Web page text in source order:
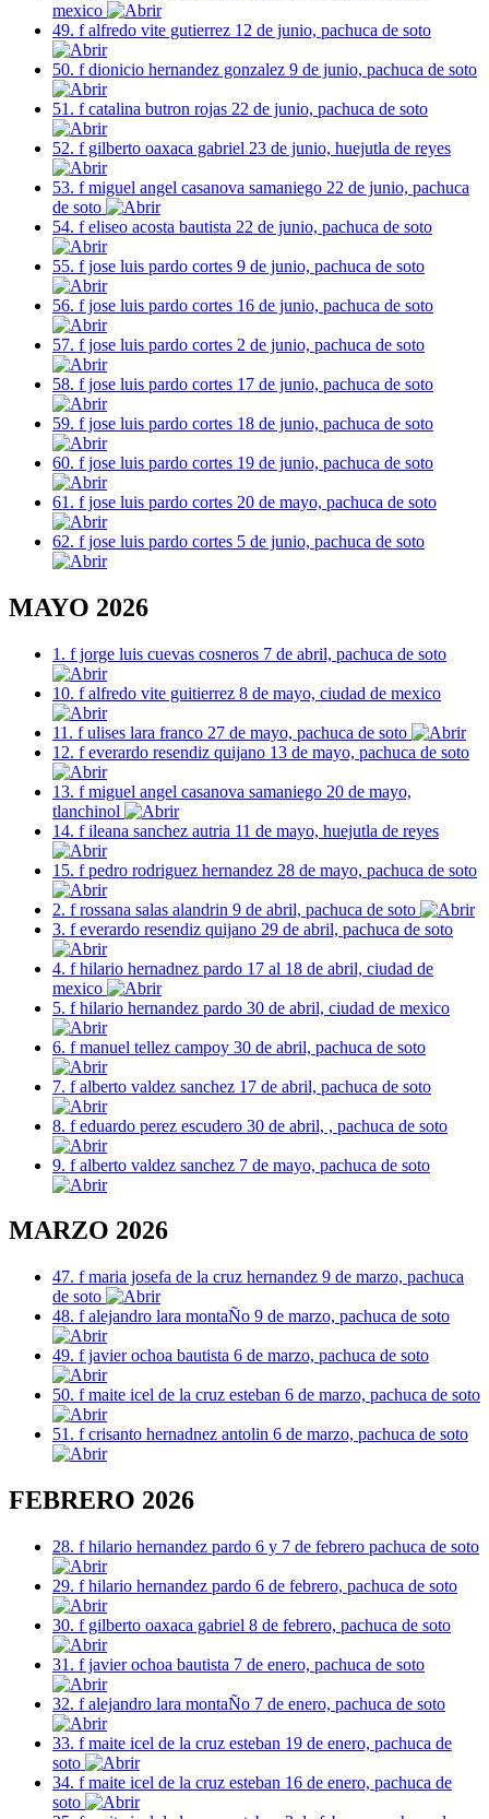
mexico
49. f alfredo vite gutierrez 12 de junio, pachuca de soto
50. f dionicio hernandez gonzalez 9 de junio, pachuca de soto
51. f catalina butron rojas 22 de junio, pachuca de soto
52. f gilberto oaxaca gabriel 23 de junio, huejutla de reyes
53. f miguel angel casanova samaniego 22 de junio, pachuca
de soto
54. f eliseo acosta bautista 22 de junio, pachuca de soto
55. f jose luis pardo cortes 9 de junio, pachuca de soto
56. f jose luis pardo cortes 16 de junio, pachuca de soto
57. f jose luis pardo cortes 2 de junio, pachuca de soto
58. f jose luis pardo cortes 17 de junio, pachuca de soto
59. f jose luis pardo cortes 18 de junio, pachuca de soto
60. f jose luis pardo cortes 19 de junio, pachuca de soto
61. f jose luis pardo cortes 20 de mayo, pachuca de soto
62. f jose luis pardo cortes 5 de junio, pachuca de soto
MAYO 2026
1. f jorge luis cuevas cosneros 7 de abril, pachuca de soto
10. f alfredo vite guitierrez 8 de mayo, ciudad de mexico
11. f ulises lara franco 27 de mayo, pachuca de soto
12. f everardo resendiz quijano 13 de mayo, pachuca de soto
13. f miguel angel casanova samaniego 20 de mayo,
tlanchinol
14. f ileana sanchez autria 11 de mayo, huejutla de reyes
15. f pedro rodriguez hernandez 28 de mayo, pachuca de soto
2. f rossana salas alandrin 9 de abril, pachuca de soto
3. f everardo resendiz quijano 29 de abril, pachuca de soto
4. f hilario hernadnez pardo 17 al 18 de abril, ciudad de
mexico
5. f hilario hernandez pardo 30 de abril, ciudad de mexico
6. f manuel tellez campoy 30 de abril, pachuca de soto
7. f alberto valdez sanchez 17 de abril, pachuca de soto
8. f eduardo perez escudero 30 de abril, , pachuca de soto
9. f alberto valdez sanchez 7 de mayo, pachuca de soto
MARZO 2026
47. f maria josefa de la cruz hernandez 9 de marzo, pachuca
de soto
48. f alejandro lara montaÑo 9 de marzo, pachuca de soto
49. f javier ochoa bautista 6 de marzo, pachuca de soto
50. f maite icel de la cruz esteban 6 de marzo, pachuca de soto
51. f crisanto hernadnez antolin 6 de marzo, pachuca de soto
FEBRERO 2026
28. f hilario hernandez pardo 6 y 7 de febrero pachuca de soto
29. f hilario hernandez pardo 6 de febrero, pachuca de soto
30. f gilberto oaxaca gabriel 8 de febrero, pachuca de soto
31. f javier ochoa bautista 7 de enero, pachuca de soto
32. f alejandro lara montaÑo 7 de enero, pachuca de soto
33. f maite icel de la cruz esteban 19 de enero, pachuca de
soto
34. f maite icel de la cruz esteban 16 de enero, pachuca de
soto